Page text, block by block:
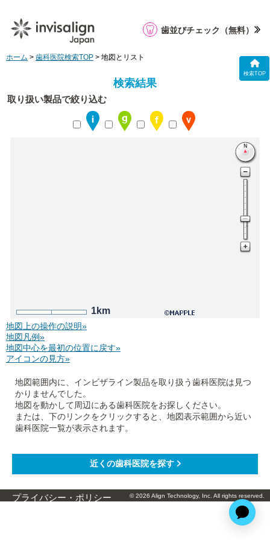
検索TOP
歯並びチェック （無料）
ホーム > 歯科医院検索TOP > 地図とリスト
検索結果
取り扱い製品で絞り込む
1km
地図上の操作の説明»
地図凡例»
地図中心を最初の位置に戻す»
アイコンの見方»
地図範囲内に、インビザライン製品を取り扱う歯科医院は見つ
かりませんでした。
地図を動かして周辺にある歯科医院をお探しください。
または、下のリンクをクリックすると、地図表示範囲から近い
歯科医院一覧が表示されます。
プライバシー・ポリシー © 2026 Align Technology, Inc. All rights reserved.